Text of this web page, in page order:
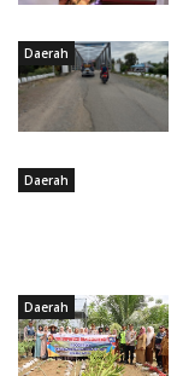
Daerah
Daerah
Daerah